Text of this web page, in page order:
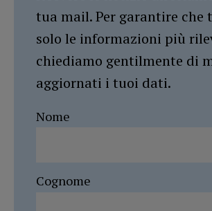
tua mail. Per garantire che
solo le informazioni più
chiediamo gentilmente di
aggiornati i tuoi dati.
Nome
Cognome